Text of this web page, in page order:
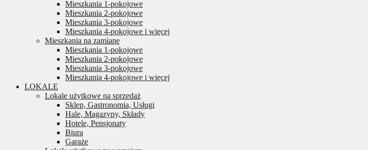
Mieszkania 1-pokojowe
Mieszkania 2-pokojowe
Mieszkania 3-pokojowe
Mieszkania 4-pokojowe i więcej
Mieszkania na zamianę
Mieszkania 1-pokojowe
Mieszkania 2-pokojowe
Mieszkania 3-pokojowe
Mieszkania 4-pokojowe i więcej
LOKALE
Lokale użytkowe na sprzedaż
Sklep, Gastronomia, Usługi
Hale, Magazyny, Składy
Hotele, Pensjonaty
Biura
Garaże